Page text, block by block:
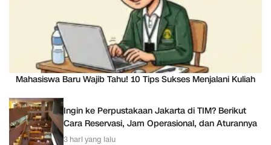
Mahasiswa Baru Wajib Tahu! 10 Tips Sukses Menjalani Kuliah
Ingin ke Perpustakaan Jakarta di TIM? Berikut
Cara Reservasi, Jam Operasional, dan Aturannya
3 hari yang lalu